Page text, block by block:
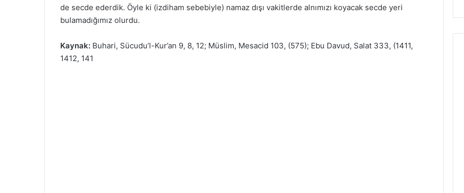
de secde ederdik. Öyle ki (izdiham sebebiyle) namaz dışı vakitlerde alnımızı koyacak secde yeri
bulamadığımız olurdu.
Kaynak: Buhari, Sücudu’l-Kur’an 9, 8, 12; Müslim, Mesacid 103, (575); Ebu Davud, Salat 333, (1411,
1412, 141